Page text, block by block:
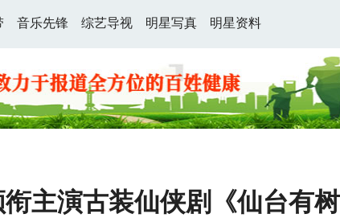
音乐先锋 综艺导视 明星写真 明星资料
主演古装仙侠剧《仙台有